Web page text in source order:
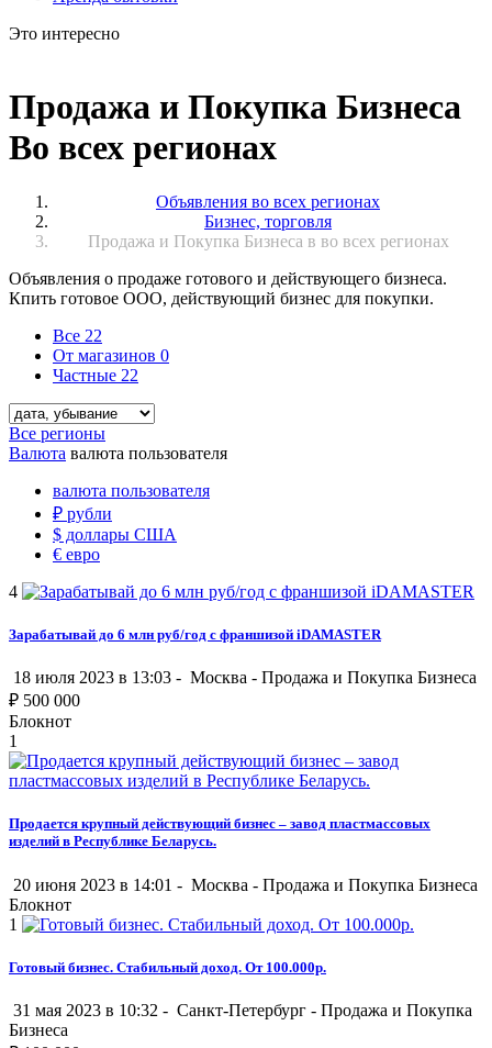
Это интересно
Продажа и Покупка Бизнеса
Во всех регионах
Объявления во всех регионах
Бизнес, торговля
Продажа и Покупка Бизнеса в во всех регионах
Объявления о продаже готового и действующего бизнеса.
Кпить готовое ООО, действующий бизнес для покупки.
Все 22
От магазинов 0
Частные 22
Все регионы
Валюта валюта пользователя
валюта пользователя
₽ рубли
$ доллары США
€ евро
4
Зарабатывай до 6 млн руб/год с франшизой iDAMASTER
18 июля 2023 в 13:03 - Москва - Продажа и Покупка Бизнеса
₽ 500 000
Блокнот
1
Продается крупный действующий бизнес – завод пластмассовых
изделий в Республике Беларусь.
20 июня 2023 в 14:01 - Москва - Продажа и Покупка Бизнеса
Блокнот
1
Готовый бизнес. Стабильный доход. От 100.000р.
31 мая 2023 в 10:32 - Санкт-Петербург - Продажа и Покупка
Бизнеса